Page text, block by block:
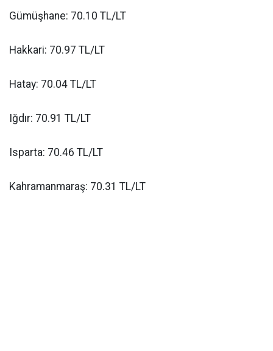
Gümüşhane: 70.10 TL/LT
Hakkari: 70.97 TL/LT
Hatay: 70.04 TL/LT
Iğdır: 70.91 TL/LT
Isparta: 70.46 TL/LT
Kahramanmaraş: 70.31 TL/LT